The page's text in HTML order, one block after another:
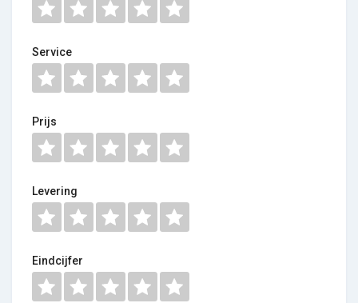
Service
Prijs
Levering
Eindcijfer